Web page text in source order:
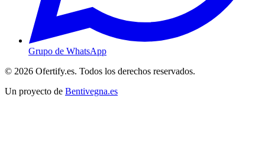
Grupo de WhatsApp
© 2026 Ofertify.es. Todos los derechos reservados.
Un proyecto de Bentivegna.es